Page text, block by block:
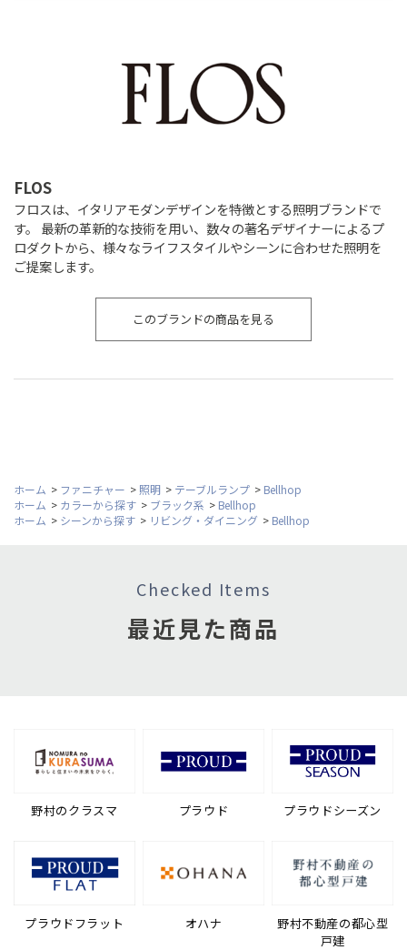
FLOS
フロスは、イタリアモダンデザインを特徴とする照明ブランドで
す。 最新の革新的な技術を用い、数々の著名デザイナーによるプ
ロダクトから、様々なライフスタイルやシーンに合わせた照明を
ご提案します。
このブランドの商品を見る
ホーム > ファニチャー > 照明 > テーブルランプ > Bellhop
ホーム > カラーから探す > ブラック系 > Bellhop
ホーム > シーンから探す > リビング・ダイニング > Bellhop
Checked Items
最近見た商品
野村のクラスマ プラウド プラウドシーズン
プラウドフラット オハナ
野村不動産の都心型
戸建